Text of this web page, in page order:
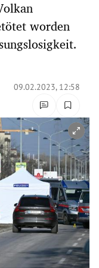
worden
09.02.2023, 12:58